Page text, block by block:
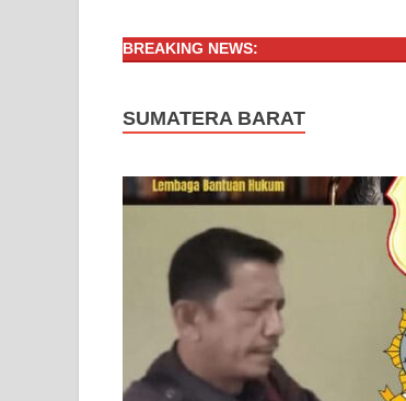
BREAKING NEWS:
SUMATERA BARAT